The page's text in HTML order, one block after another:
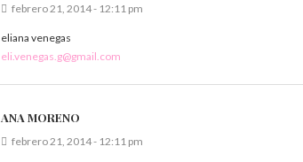
febrero 21, 2014 - 12:11 pm
eliana venegas
eli.venegas.g@gmail.com
ANA MORENO
febrero 21, 2014 - 12:11 pm